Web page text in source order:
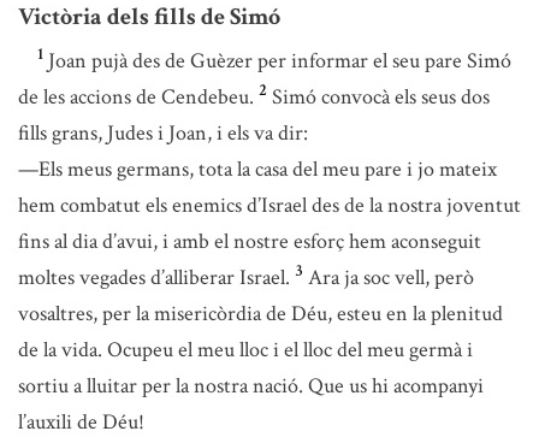
Victòria dels fills de Simó
1 Joan pujà des de Guèzer per informar el seu pare Simó
de les accions de Cendebeu. 2 Simó convocà els seus dos
fills grans, Judes i Joan, i els va dir:
—Els meus germans, tota la casa del meu pare i jo mateix
hem combatut els enemics d’Israel des de la nostra joventut
fins al dia d’avui, i amb el nostre esforç hem aconseguit
moltes vegades d’alliberar Israel. 3 Ara ja soc vell, però
vosaltres, per la misericòrdia de Déu, esteu en la plenitud
de la vida. Ocupeu el meu lloc i el lloc del meu germà i
sortiu a lluitar per la nostra nació. Que us hi acompanyi
l’auxili de Déu!